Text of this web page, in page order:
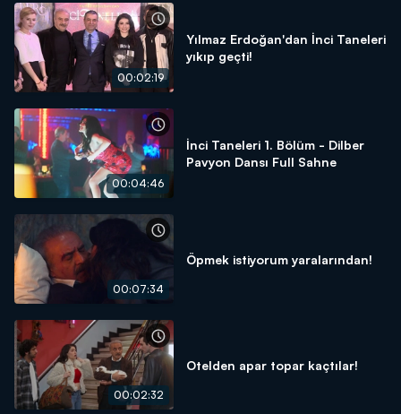
00:02:19
Yılmaz Erdoğan'dan İnci Taneleri
yıkıp geçti!
00:04:46
İnci Taneleri 1. Bölüm - Dilber
Pavyon Dansı Full Sahne
00:07:34
Öpmek istiyorum yaralarından!
00:02:32
Otelden apar topar kaçtılar!